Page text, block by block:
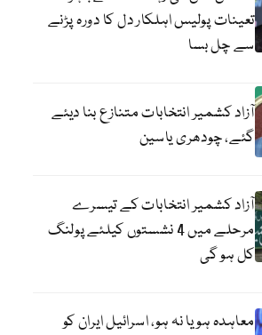
تعینات پولیس اہلکار دل کا دورہ پڑنے
سے چل بسا
آزاد کشمیر انتخابات متنازع بنا دیئے
گئے، چودھری یاسین
آزاد کشمیر انتخابات کے تیسرے
مرحلے میں 4 نشستوں کیلئے پولنگ
کل ہو گی
معاہدہ ہو یا نہ ہو، اسرائیل ایران کو